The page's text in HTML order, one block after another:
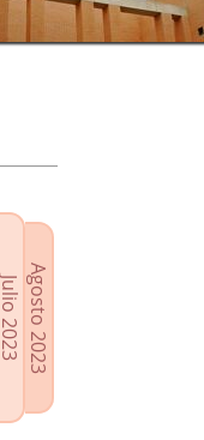
Agosto 2023
Julio 2023